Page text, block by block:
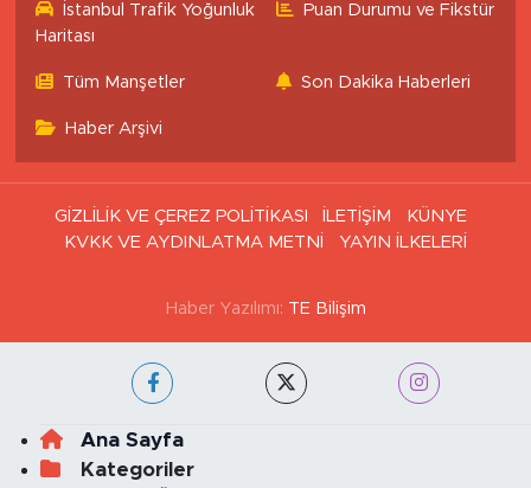
İstanbul Trafik Yoğunluk
Haritası
Puan Durumu ve Fikstür
Tüm Manşetler Son Dakika Haberleri
Haber Arşivi
GİZLİLİK VE ÇEREZ POLİTİKASI İLETİŞİM
KÜNYE
KVKK VE AYDINLATMA METNİ
YAYIN İLKELERİ
Haber Yazılımı: TE Bilişim
Ana Sayfa
Kategoriler